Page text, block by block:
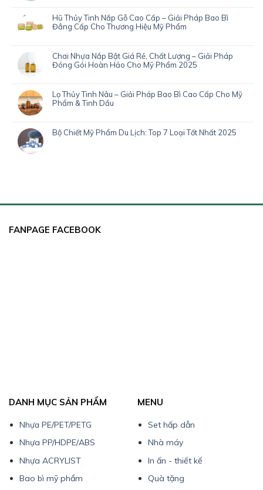
Hũ Thủy Tinh Nắp Gỗ Cao Cấp – Giải Pháp Bao Bì
Đẳng Cấp Cho Thương Hiệu Mỹ Phẩm
Chai Nhựa Nắp Bật Giá Rẻ, Chất Lượng – Giải Pháp
Đóng Gói Hoàn Hảo Cho Mỹ Phẩm 2025
Lọ Thủy Tinh Nâu – Giải Pháp Bao Bì Cao Cấp Cho Mỹ
Phẩm & Tinh Dầu
Bộ Chiết Mỹ Phẩm Du Lịch: Top 7 Loại Tốt Nhất 2025
FANPAGE FACEBOOK
DANH MỤC SẢN PHẨM
Nhựa PE/PET/PETG
Nhựa PP/HDPE/ABS
Nhựa ACRYLIST
Bao bì mỹ phẩm
MENU
Set hấp dẫn
Nhà máy
In ấn - thiết kế
Quà tặng